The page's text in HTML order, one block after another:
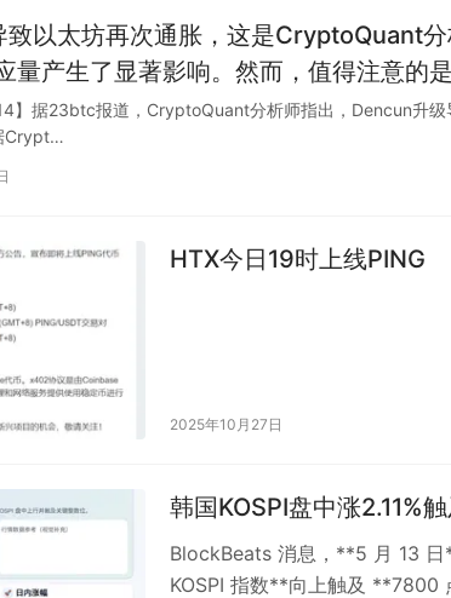
以太坊再次通胀，这是CryptoQuant
量产生了显著影响。然而，值得注意的
该升级旨在提高以太坊的可扩展性和性
段时间，但据分析师预测，随着市场对
这一升级将为以太坊带来更大的发展机会
】据23btc报道，CryptoQuant分析师指出，Dencun升级
Crypt…
HTX今日19时上线PING
2025年10月27日
韩国KOSPI盘中涨2.11%
BlockBeats 消息，**5 月 13
KOSPI 指数**向上触及 **7800